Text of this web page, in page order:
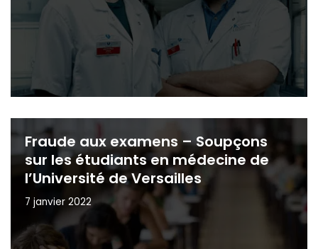
Fraude aux examens – Soupçons
sur les étudiants en médecine de
l’Université de Versailles
7 janvier 2022